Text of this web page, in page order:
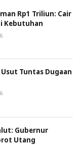
Rp1 Triliun: Cair
Kebutuhan
Tuntas Dugaan
Gubernur
Utang